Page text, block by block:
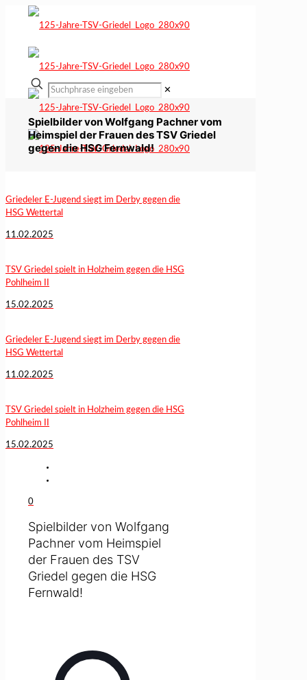
✕
Spielbilder von Wolfgang Pachner vom
Heimspiel der Frauen des TSV Griedel
gegen die HSG Fernwald!
Griedeler E-Jugend siegt im Derby gegen die
HSG Wettertal
11.02.2025
TSV Griedel spielt in Holzheim gegen die HSG
Pohlheim II
15.02.2025
Griedeler E-Jugend siegt im Derby gegen die
HSG Wettertal
11.02.2025
TSV Griedel spielt in Holzheim gegen die HSG
Pohlheim II
15.02.2025
0
Spielbilder von Wolfgang
Pachner vom Heimspiel
der Frauen des TSV
Griedel gegen die HSG
Fernwald!